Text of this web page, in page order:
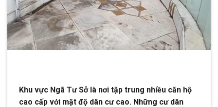
Khu vực Ngã Tư Sở là nơi tập trung nhiều căn hộ
cao cấp với mật độ dân cư cao. Những cư dân